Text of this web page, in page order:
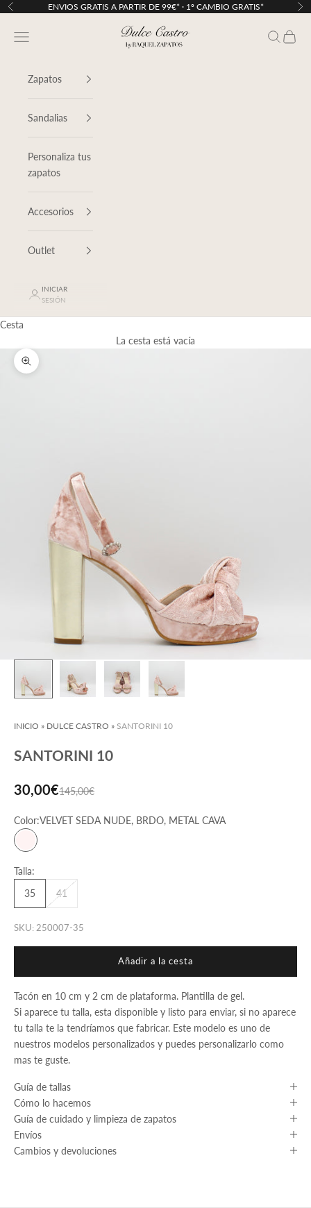
Ir al contenido
Anterior ENVIOS GRATIS A PARTIR DE 99€* · 1º CAMBIO GRATIS*
Dulce Castro
Menú Buscar
Cesta
Zapatos
Sandalias
Personaliza tus
zapatos
Accesorios
Outlet
INICIAR
SESIÓN
Cesta
La cesta está vacía
Zoom
INICIO » DULCE CASTRO » SANTORINI 10
SANTORINI 10
Precio de oferta
30,00€Precio normal
145,00€
Color:VELVET SEDA NUDE, BRDO, METAL CAVA
VELVET SEDA NUDE, BRDO, METAL CAVA
Talla:
35
41
SKU: 250007-35
Añadir a la cesta
Tacón en 10 cm y 2 cm de plataforma. Plantilla de gel.
Si aparece tu talla, esta disponible y listo para enviar, si no aparece
tu talla te la tendríamos que fabricar. Este modelo es uno de
nuestros modelos personalizados y puedes personalizarlo como
mas te guste.
Guía de tallas
Cómo lo hacemos
Guía de cuidado y limpieza de zapatos
Envíos
Cambios y devoluciones